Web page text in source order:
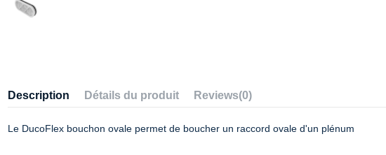
Description Détails du produit Reviews(0)
Le DucoFlex bouchon ovale permet de boucher un raccord ovale d'un plénum